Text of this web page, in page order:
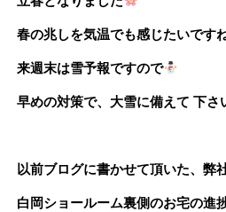
春の兆しを気温でも感じたいです
来週末は雪予報ですので
早めの対策で、大雪に備えて 下さ
以前ブログに書かせて頂いた、弊
白岡ショールーム裏側のお宅の進